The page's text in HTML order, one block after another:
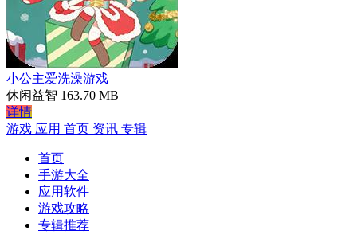
小公主爱洗澡游戏
休闲益智 163.70 MB
详情
游戏 应用 首页 资讯 专辑
首页
手游大全
应用软件
游戏攻略
专辑推荐